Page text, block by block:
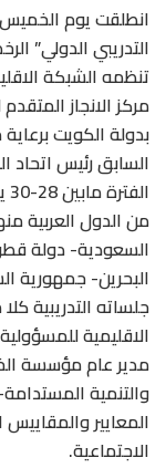
التدريبي الدولي”
تنظمه الشبكة
مركز الانجاز
بدولة الكويت
السابق رئيس اتحاد
من الدول العربية
السعودية- دولة
البحرين- جمهورية
جلساته التدريبية
الاقليمية
مدير عام مؤسسة
والتنمية
المعايير
الاجتماعية.